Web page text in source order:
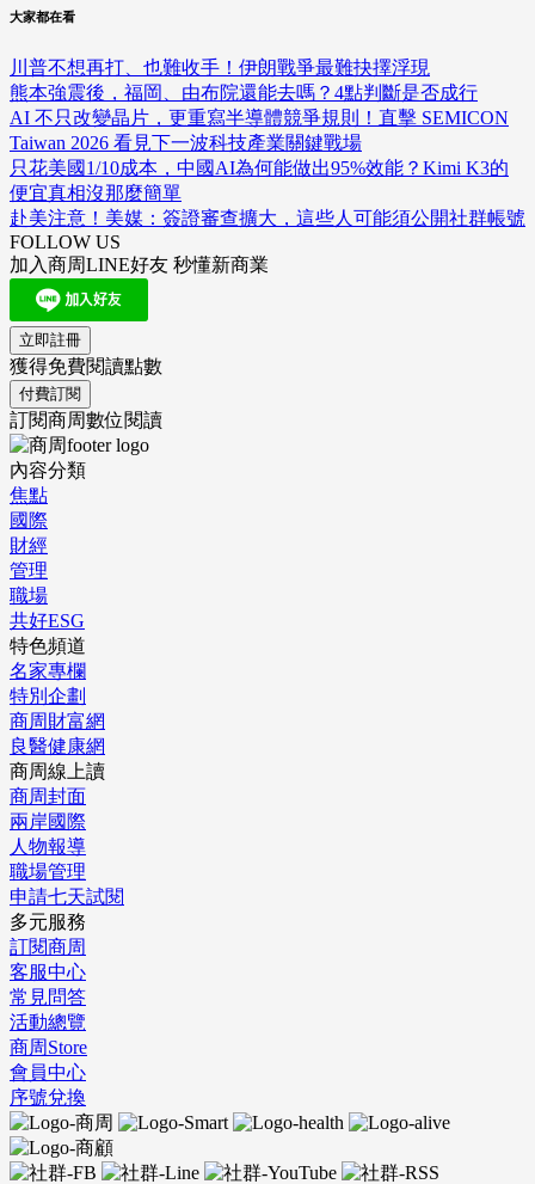
大家都在看
川普不想再打、也難收手！伊朗戰爭最難抉擇浮現
熊本強震後，福岡、由布院還能去嗎？4點判斷是否成行
AI 不只改變晶片，更重寫半導體競爭規則！直擊 SEMICON
Taiwan 2026 看見下一波科技產業關鍵戰場
只花美國1/10成本，中國AI為何能做出95%效能？Kimi K3的
便宜真相沒那麼簡單
赴美注意！美媒：簽證審查擴大，這些人可能須公開社群帳號
FOLLOW US
加入商周LINE好友 秒懂新商業
立即註冊
獲得免費閱讀點數
付費訂閱
訂閱商周數位閱讀
內容分類
焦點
國際
財經
管理
職場
共好ESG
特色頻道
名家專欄
特別企劃
商周財富網
良醫健康網
商周線上讀
商周封面
兩岸國際
人物報導
職場管理
申請七天試閱
多元服務
訂閱商周
客服中心
常見問答
活動總覽
商周Store
會員中心
序號兌換